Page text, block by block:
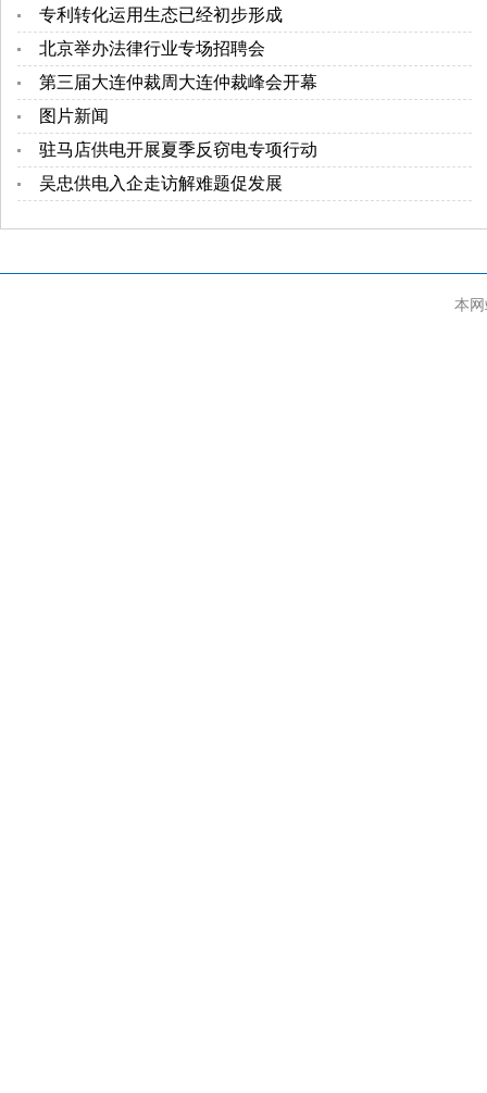
专利转化运用生态已经初步形成
北京举办法律行业专场招聘会
第三届大连仲裁周大连仲裁峰会开幕
图片新闻
驻马店供电开展夏季反窃电专项行动
吴忠供电入企走访解难题促发展
本